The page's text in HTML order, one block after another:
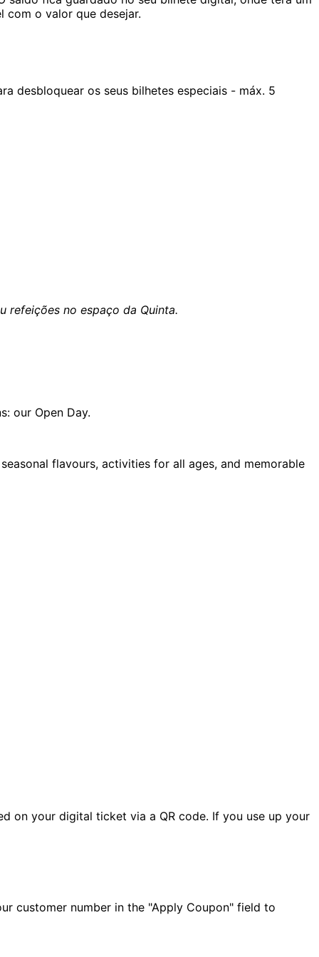
com o valor que desejar.
desbloquear os seus bilhetes especiais - máx. 5
refeições no espaço da Quinta.
our Open Day.
flavours, activities for all ages, and memorable
on your digital ticket via a QR code. If you use up your
customer number in the "Apply Coupon" field to